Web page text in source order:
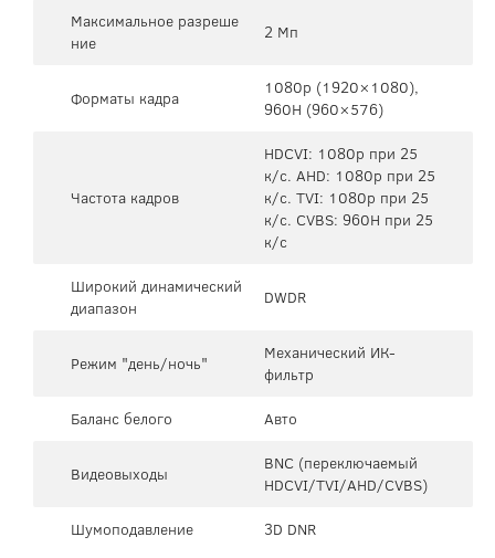
Максимальное разреше
ние
2 Мп
Форматы кадра
1080p (1920×1080),
960H (960×576)
Частота кадров
HDCVI: 1080p при 25
к/с. AHD: 1080p при 25
к/с. TVI: 1080p при 25
к/с. CVBS: 960H при 25
к/с
Широкий динамический
диапазон
DWDR
Режим "день/ночь"
Механический ИК-
фильтр
Баланс белого
Авто
Видеовыходы
BNC (переключаемый
HDCVI/TVI/AHD/CVBS)
Шумоподавление
3D DNR